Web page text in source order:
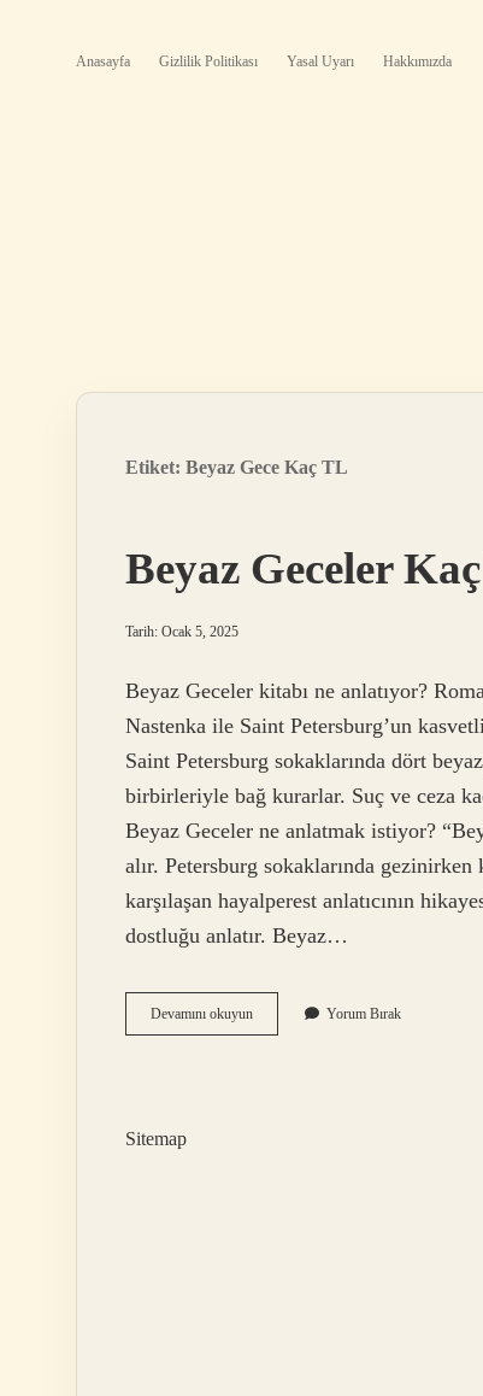
Anasayfa Gizlilik Politikası Yasal Uyarı Hakkımızda
Etiket: Beyaz Gece Kaç TL
Beyaz Geceler
Tarih: Ocak 5, 2025
Beyaz Geceler kitabı ne anlatıyor?
Nastenka ile Saint Petersburg’un
Saint Petersburg sokaklarında dört
birbirleriyle bağ kurarlar. Suç ve ceza
Beyaz Geceler ne anlatmak istiyor?
alır. Petersburg sokaklarında
karşılaşan hayalperest anlatıcının
dostluğu anlatır. Beyaz…
Devamını okuyunBeyaz
Geceler
Yorum Bırak
Sitemap